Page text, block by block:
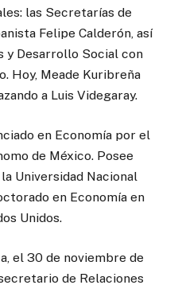
las Secretarías de
Felipe Calderón, así
y Desarrollo Social con
Hoy, Meade Kuribreña
a Luis Videgaray.
en Economía por el
de México. Posee
Universidad Nacional
en Economía en
Unidos.
el 30 de noviembre de
de Relaciones